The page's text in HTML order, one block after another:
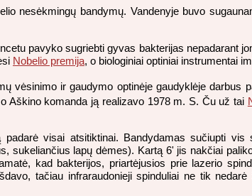
nesėkmingų bandymų. Vandenyje buvo
pavyko sugriebti gyvas bakterijas nepadarant
Nobelio premija, o biologiniai optiniai instrumentai
vėsinimo ir gaudymo optinėje gaudyklėje darbus
Aškino komanda ją realizavo 1978 m. S. Ču už tai
visai atsitiktinai. Bandydamas sučiupti vis
sukeliančius lapų dėmes). Kartą 6' jis nakčiai
kad bakterijos, priartėjusios prie lazerio
tačiau infraraudonieji spinduliai ne tik